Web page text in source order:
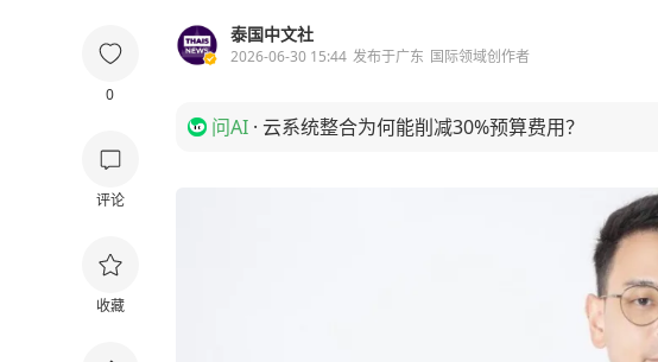
0
评论
收藏
泰国中文社
2026-06-30 15:44 发布于广东 国际领域创作者
问AI · 云系统整合为何能削减30%预算费用？